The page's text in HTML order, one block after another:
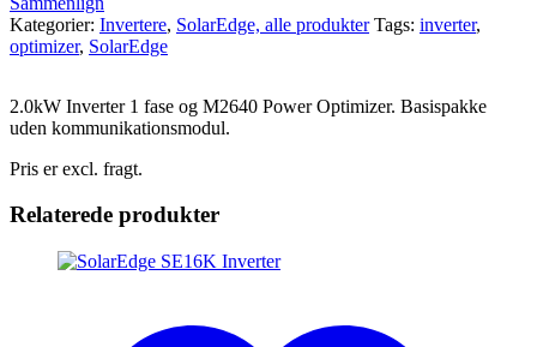
Kategorier: Invertere, SolarEdge, alle produkter Tags: inverter,
optimizer, SolarEdge
2.0kW Inverter 1 fase og M2640 Power Optimizer. Basispakke
uden kommunikationsmodul.
Pris er excl. fragt.
Relaterede produkter